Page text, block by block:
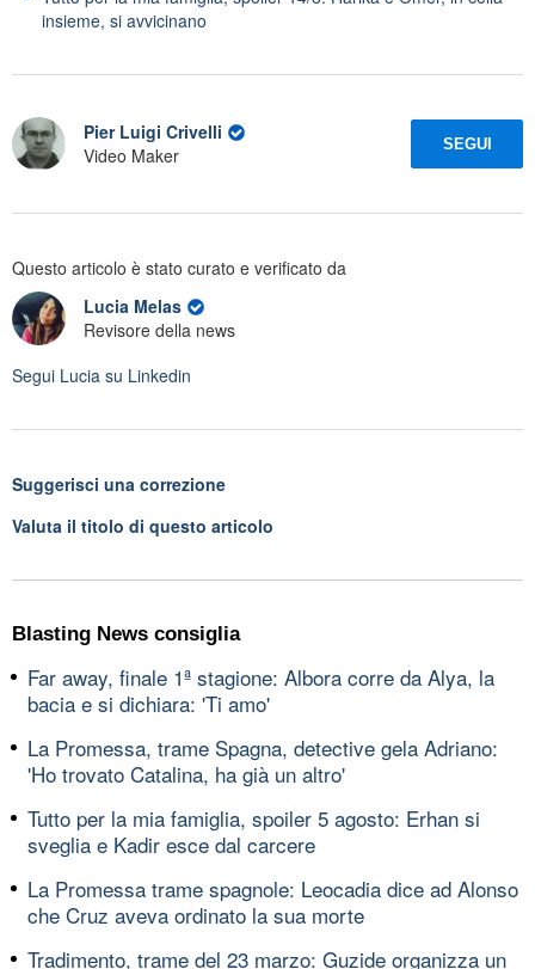
insieme, si avvicinano
Pier Luigi Crivelli
Video Maker
SEGUI
Questo articolo è stato curato e verificato da
Lucia Melas
Revisore della news
Segui Lucia su Linkedin
Suggerisci una correzione
Valuta il titolo di questo articolo
Blasting News consiglia
Far away, finale 1ª stagione: Albora corre da Alya, la
bacia e si dichiara: 'Ti amo'
La Promessa, trame Spagna, detective gela Adriano:
'Ho trovato Catalina, ha già un altro'
Tutto per la mia famiglia, spoiler 5 agosto: Erhan si
sveglia e Kadir esce dal carcere
La Promessa trame spagnole: Leocadia dice ad Alonso
che Cruz aveva ordinato la sua morte
Tradimento, trame del 23 marzo: Guzide organizza un